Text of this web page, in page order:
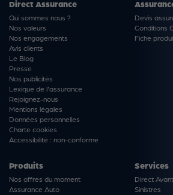
(3) Option si AIPP > 5 % dans la
(et jusqu'à 1M€ si port du
indemnisation forfaitaire 2 000 €
Direct Assurance
Qui sommes nous ?
Nos valeurs
Nos engagements
Avis clients
Le Blog
Presse
Nos publicités
Lexique de l'assurance
Rejoignez-nous
Mentions légales
Données personnelles
Charte cookies
Accessibilité : non-conforme
Devis
Conditions
Fiche
Produits
Nos offres du moment
Assurance Auto
Services
Direct
Sinistres